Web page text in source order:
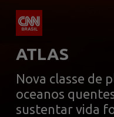
ATLAS
Nova classe de
oceanos
sustentar vida